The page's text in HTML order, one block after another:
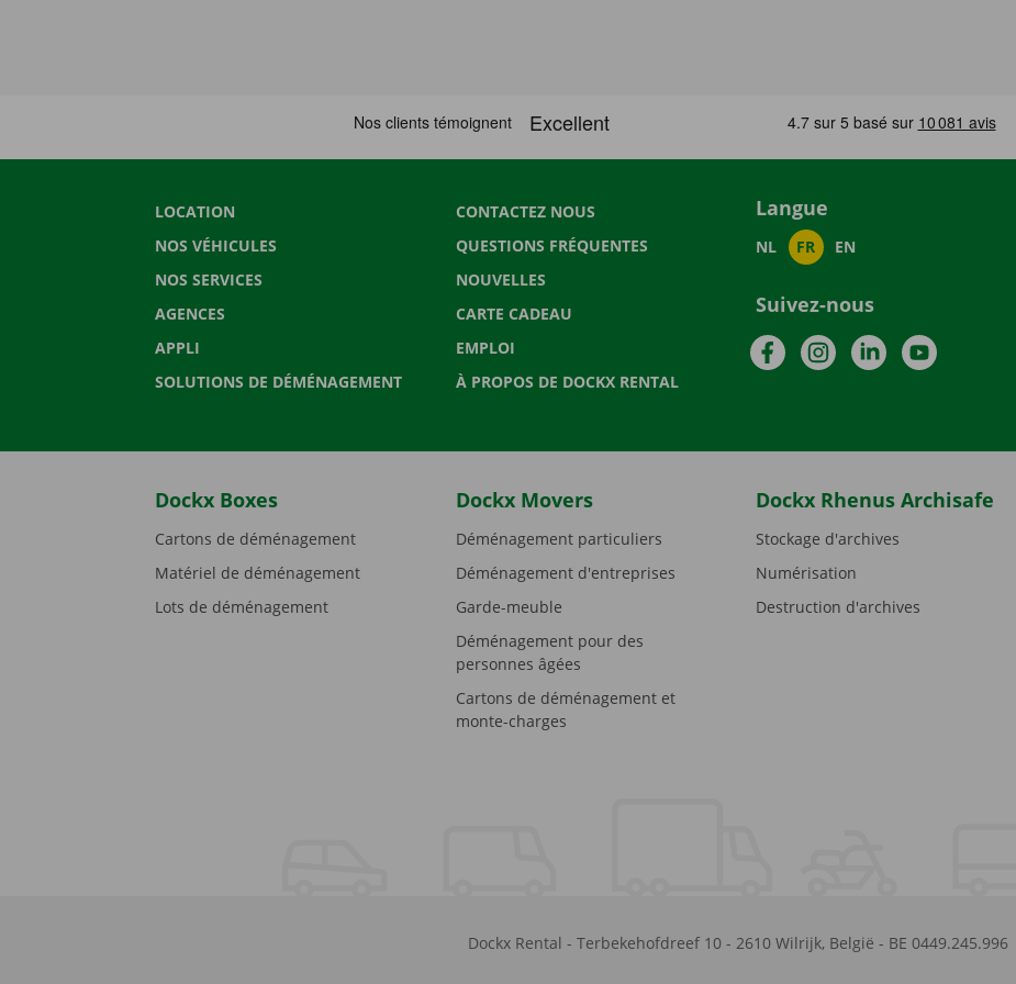
LOCATION
NOS VÉHICULES
NOS SERVICES
AGENCES
APPLI
SOLUTIONS DE DÉMÉNAGEMENT
CONTACTEZ NOUS
QUESTIONS FRÉQUENTES
NOUVELLES
CARTE CADEAU
EMPLOI
À PROPOS DE DOCKX RENTAL
Langue
NL FR EN
Suivez-nous
FacebookInstagramLinkedInYouTube
Dockx Boxes
Cartons de déménagement
Matériel de déménagement
Lots de déménagement
Dockx Movers
Déménagement particuliers
Déménagement d'entreprises
Garde-meuble
Déménagement pour des
personnes âgées
Cartons de déménagement et
monte-charges
Dockx Rhenus Archisafe
Stockage d'archives
Numérisation
Destruction d'archives
Dockx Rental - Terbekehofdreef 10- 2610 Wilrijk, België - BE 0449.245.996